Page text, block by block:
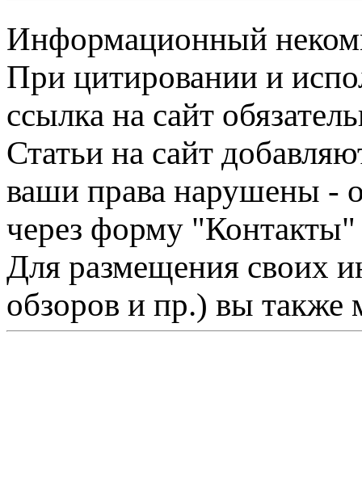
Информационный
При цитировании и
ссылка на сайт
Статьи на сайт
ваши права нарушены -
через форму "Контакты"
Для размещения своих
обзоров и пр.) вы также